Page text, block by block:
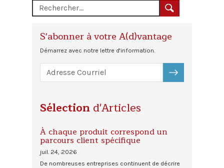
S'abonner à votre A(d)vantage
Démarrez avec notre lettre d'information.
S'ABONNER
Sélection d'Articles
À chaque produit correspond un
parcours client spécifique
juil. 24, 2026
De nombreuses entreprises continuent de décrire